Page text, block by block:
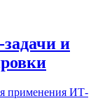
и